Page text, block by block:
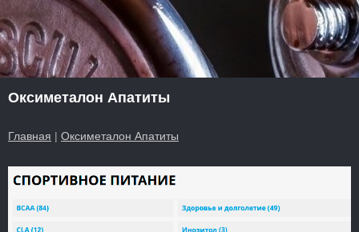
Оксиметалон Апатиты
Главная | Оксиметалон Апатиты